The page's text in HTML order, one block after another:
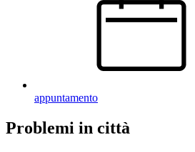
appuntamento
Problemi in città